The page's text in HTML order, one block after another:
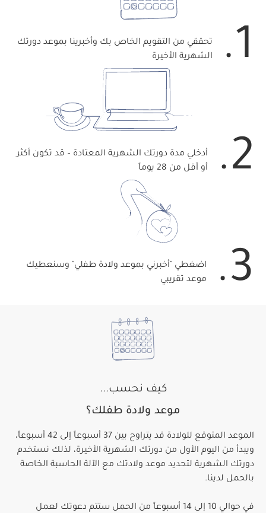
1.
تحققي من التقويم الخاص بك وأخبرينا بموعد دورتك
الشهرية الأخيرة
2.
أدخلي مدة دورتك الشهرية المعتادة – قد تكون أكثر
أو أقل من 28 يوماً
3.
اضغطي "أخبرني بموعد ولادة طفلي" وسنعطيك
موعد تقريبي
كيف نحسب...
موعد ولادة طفلك؟
الموعد المتوقع للولادة قد يتراوح بين 37 أسبوعاً إلى 42 أسبوعاً،
ويبدأ من اليوم الأول من دورتك الشهرية الأخيرة، لذلك نستخدم
دورتك الشهرية لتحديد موعد ولادتك مع الآلة الحاسبة الخاصة
بالحمل لدينا.
في حوالي 10 إلى 14 أسبوعاً من الحمل ستتم دعوتك لعمل